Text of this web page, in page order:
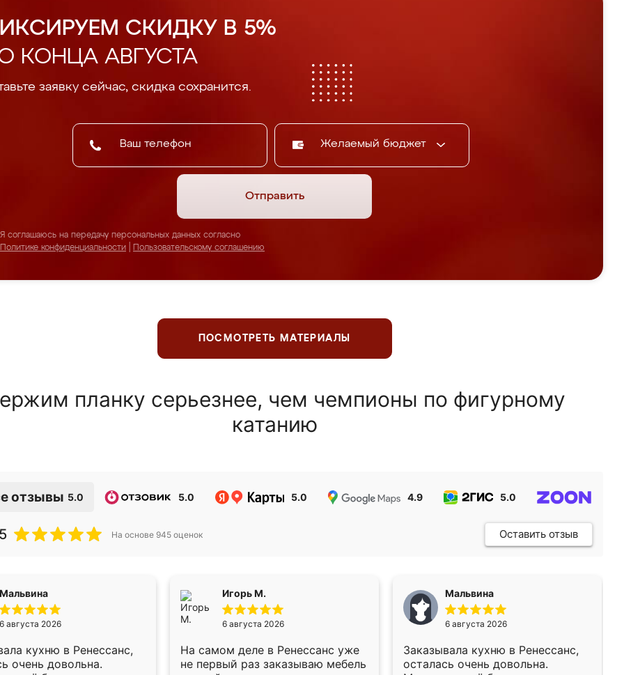
СКИДКУ В 5%
КОНЦА АВГУСТА
заявку сейчас, скидка сохранится.
Желаемый бюджет
Отправить
Я соглашаюсь на передачу персональных данных согласно
Политике конфиденциальности
Пользовательскому соглашению
ПОСМОТРЕТЬ МАТЕРИАЛЫ
планку серьезнее, чем чемпионы по фигурному
катанию
отзывы 5.0 5.0 5.0 4.9 5.0
На основе 945 оценок Оставить отзыв
Мальвина
6 августа 2026
кухню в Ренессанс,
очень довольна.
Игорь М.
6 августа 2026
На самом деле в Ренессанс уже
не первый раз заказываю мебель
Мальвина
6 августа 2026
Заказывала кухню в Ренессанс,
осталась очень довольна.